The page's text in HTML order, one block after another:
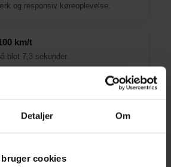
Detaljer Om
bruger cookies
og responsiv køreoplevelse.
km/t
blot 7,3 sekunder.